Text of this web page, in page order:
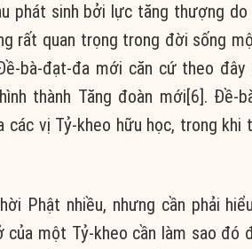
phát sinh bởi lực tăng thượng
rất quan trọng trong đời sống
bà-đạt-đa mới căn cứ theo
thành Tăng đoàn mới[6]. Đề-
vị Tỷ-kheo hữu học, trong khi
Phật nhiều, nhưng cần phải
một Tỷ-kheo cần làm sao đó